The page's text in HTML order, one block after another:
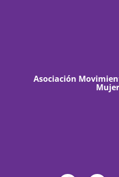
Asociación